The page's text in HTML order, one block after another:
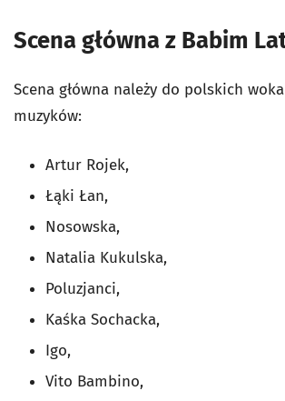
Scena główna z Babim
Scena główna należy do polskich
muzyków:
Artur Rojek,
Łąki Łan,
Nosowska,
Natalia Kukulska,
Poluzjanci,
Kaśka Sochacka,
Igo,
Vito Bambino,